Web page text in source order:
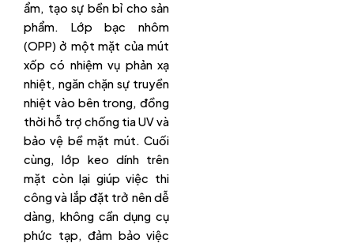
ẩm, tạo sự bền bỉ cho sản
phẩm. Lớp bạc nhôm
(OPP) ở một mặt của mút
xốp có nhiệm vụ phản xạ
nhiệt, ngăn chặn sự truyền
nhiệt vào bên trong, đồng
thời hỗ trợ chống tia UV và
bảo vệ bề mặt mút. Cuối
cùng, lớp keo dính trên
mặt còn lại giúp việc thi
công và lắp đặt trở nên dễ
dàng, không cần dụng cụ
phức tạp, đảm bảo việc